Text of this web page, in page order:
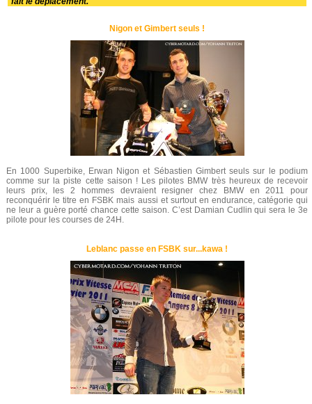
Nigon et Gimbert seuls !
En 1000 Superbike, Erwan Nigon et Sébastien Gimbert seuls sur le podium
comme sur la piste cette saison ! Les pilotes BMW très heureux de recevoir
leurs prix, les 2 hommes devraient resigner chez BMW en 2011 pour
reconquérir le titre en FSBK mais aussi et surtout en endurance, catégorie qui
ne leur a guère porté chance cette saison. C’est Damian Cudlin qui sera le 3e
pilote pour les courses de 24H.
Leblanc passe en FSBK sur...kawa !